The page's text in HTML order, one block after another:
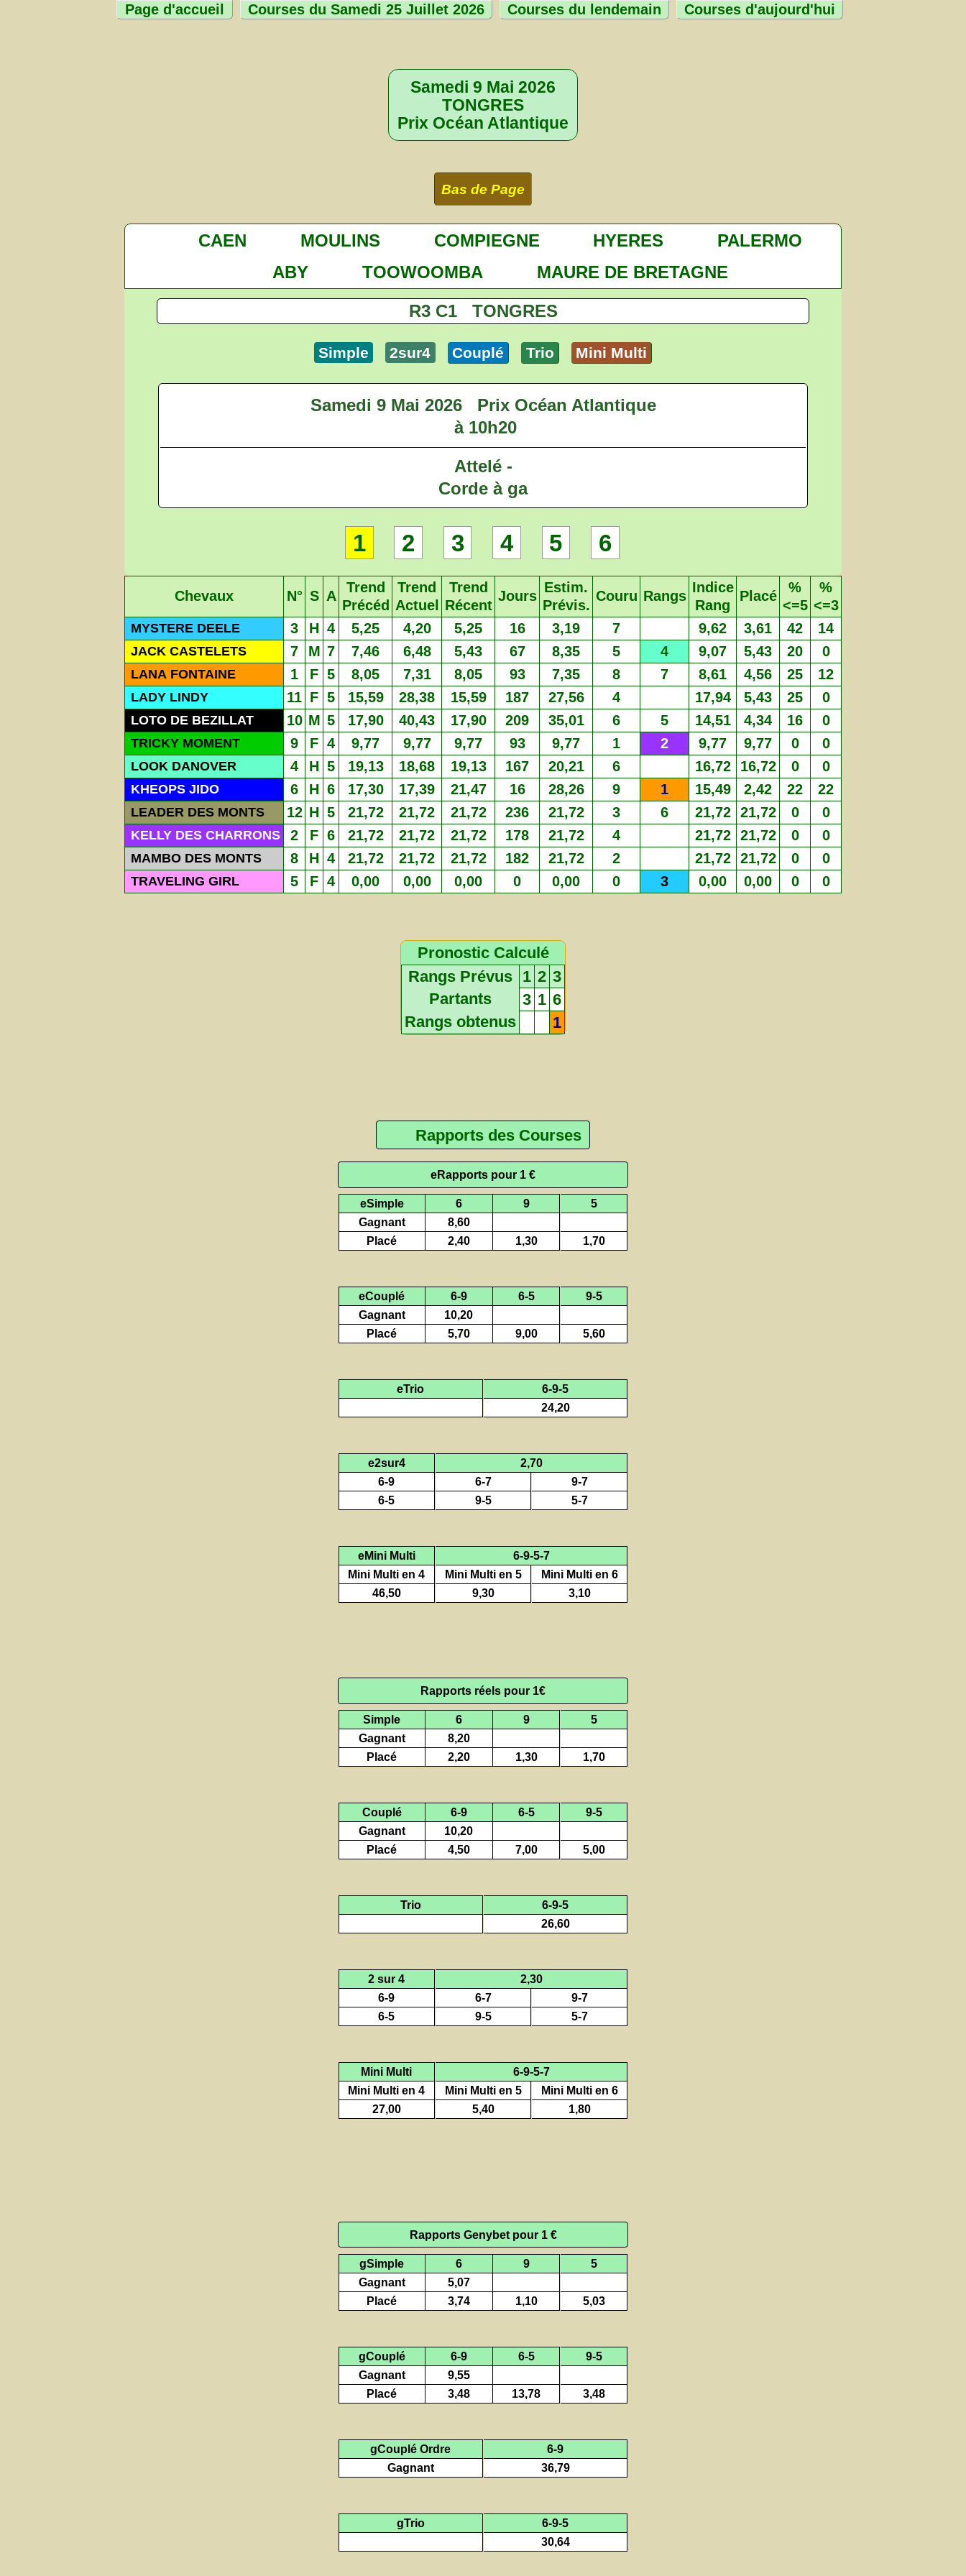
Page d'accueil Courses du Samedi 25 Juillet 2026 Courses du lendemain Courses d'aujourd'hui
Samedi 9 Mai 2026
TONGRES
Prix Océan Atlantique
Bas de Page
CAEN MOULINS COMPIEGNE HYERES
PALERMO
ABY
TOOWOOMBA MAURE DE BRETAGNE
R3 C1 TONGRES
Simple 2sur4 Couplé Trio Mini Multi
Samedi 9 Mai 2026
Prix Océan Atlantique
à 10h20
Attelé -
Corde à ga
1 2 3 4 5 6
Chevaux N° S A
Trend
Précéd
Trend
Actuel
Trend
Récent
Jours
Estim.
Prévis.
Couru Rangs
Indice
Rang
Placé
%
<=5
%
<=3
MYSTERE DEELE 3 H 4 5,25 4,20 5,25 16 3,19 7 9,62 3,61 42 14
JACK CASTELETS 7 M 7 7,46 6,48 5,43 67 8,35 5 4 9,07 5,43 20 0
LANA FONTAINE 1 F 5 8,05 7,31 8,05 93 7,35 8 7 8,61 4,56 25 12
LADY LINDY 11 F 5 15,59 28,38 15,59 187 27,56 4 17,94 5,43 25 0
LOTO DE BEZILLAT 10 M 5 17,90 40,43 17,90 209 35,01 6 5 14,51 4,34 16 0
TRICKY MOMENT 9 F 4 9,77 9,77 9,77 93 9,77 1 2 9,77 9,77 0 0
LOOK DANOVER 4 H 5 19,13 18,68 19,13 167 20,21 6 16,72 16,72 0 0
KHEOPS JIDO 6 H 6 17,30 17,39 21,47 16 28,26 9 1 15,49 2,42 22 22
LEADER DES MONTS 12 H 5 21,72 21,72 21,72 236 21,72 3 6 21,72 21,72 0 0
KELLY DES CHARRONS 2 F 6 21,72 21,72 21,72 178 21,72 4 21,72 21,72 0 0
MAMBO DES MONTS 8 H 4 21,72 21,72 21,72 182 21,72 2 21,72 21,72 0 0
TRAVELING GIRL 5 F 4 0,00 0,00 0,00 0 0,00 0 3 0,00 0,00 0 0
Pronostic Calculé
Rangs Prévus 1 2 3
Partants
3 1 6
Rangs obtenus
1
Rapports des Courses
eRapports pour 1 €
eSimple 6 9
5
Gagnant
8,60
Placé
2,40 1,30 1,70
eCouplé 6-9 6-5
9-5
Gagnant
10,20
Placé
5,70 9,00 5,60
eTrio
6-9-5
24,20
e2sur4
2,70
6-9
6-7
9-7
6-5
9-5 5-7
eMini Multi
6-9-5-7
Mini Multi en 4
Mini Multi en 5
Mini Multi en 6
46,50
9,30 3,10
Rapports réels pour 1€
Simple 6 9
5
Gagnant
8,20
Placé
2,20 1,30 1,70
Couplé 6-9 6-5
9-5
Gagnant
10,20
Placé
4,50 7,00 5,00
Trio
6-9-5
26,60
2 sur 4
2,30
6-9
6-7
9-7
6-5
9-5 5-7
Mini Multi
6-9-5-7
Mini Multi en 4
Mini Multi en 5
Mini Multi en 6
27,00
5,40 1,80
Rapports Genybet pour 1 €
gSimple 6 9
5
Gagnant
5,07
Placé
3,74 1,10 5,03
gCouplé 6-9 6-5
9-5
Gagnant
9,55
Placé
3,48 13,78 3,48
gCouplé Ordre
6-9
Gagnant
36,79
gTrio
6-9-5
30,64